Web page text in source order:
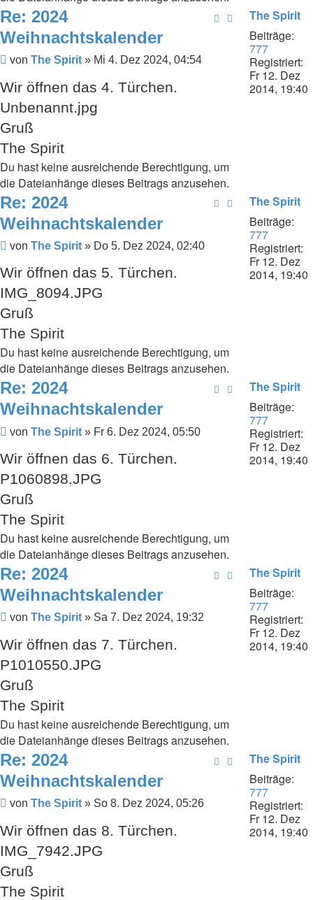
The Spirit
Beiträge:
777
Registriert:
Fr 12. Dez
2014, 19:40
Re: 2024
Weihnachtskalender
Beitrag
von The Spirit » Mi 4. Dez 2024, 04:54
Wir öffnen das 4. Türchen.
Unbenannt.jpg
Gruß
The Spirit
Du hast keine ausreichende Berechtigung, um
die Dateianhänge dieses Beitrags anzusehen.
The Spirit
Beiträge:
777
Registriert:
Fr 12. Dez
2014, 19:40
Re: 2024
Weihnachtskalender
Beitrag
von The Spirit » Do 5. Dez 2024, 02:40
Wir öffnen das 5. Türchen.
IMG_8094.JPG
Gruß
The Spirit
Du hast keine ausreichende Berechtigung, um
die Dateianhänge dieses Beitrags anzusehen.
The Spirit
Beiträge:
777
Registriert:
Fr 12. Dez
2014, 19:40
Re: 2024
Weihnachtskalender
Beitrag
von The Spirit » Fr 6. Dez 2024, 05:50
Wir öffnen das 6. Türchen.
P1060898.JPG
Gruß
The Spirit
Du hast keine ausreichende Berechtigung, um
die Dateianhänge dieses Beitrags anzusehen.
The Spirit
Beiträge:
777
Registriert:
Fr 12. Dez
2014, 19:40
Re: 2024
Weihnachtskalender
Beitrag
von The Spirit » Sa 7. Dez 2024, 19:32
Wir öffnen das 7. Türchen.
P1010550.JPG
Gruß
The Spirit
Du hast keine ausreichende Berechtigung, um
die Dateianhänge dieses Beitrags anzusehen.
The Spirit
Beiträge:
777
Registriert:
Fr 12. Dez
2014, 19:40
Re: 2024
Weihnachtskalender
Beitrag
von The Spirit » So 8. Dez 2024, 05:26
Wir öffnen das 8. Türchen.
IMG_7942.JPG
Gruß
The Spirit